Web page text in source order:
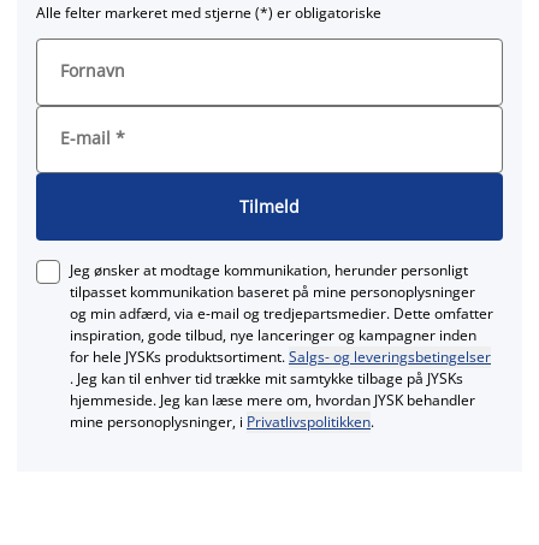
Alle felter markeret med stjerne (*) er obligatoriske
Fornavn
E-mail *
Tilmeld
Jeg ønsker at modtage kommunikation, herunder personligt
tilpasset kommunikation baseret på mine personoplysninger
og min adfærd, via e‑mail og tredjepartsmedier. Dette omfatter
inspiration, gode tilbud, nye lanceringer og kampagner inden
for hele JYSKs produktsortiment.Salgs- og leveringsbetingelser
. Jeg kan til enhver tid trække mit samtykke tilbage på JYSKs
hjemmeside. Jeg kan læse mere om, hvordan JYSK behandler
mine personoplysninger, i Privatlivspolitikken.